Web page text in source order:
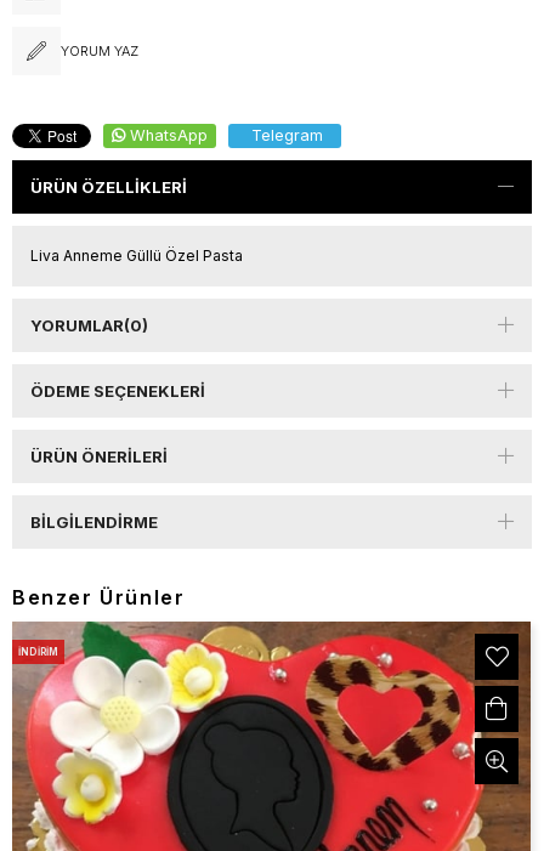
YORUM YAZ
WhatsApp Telegram
ÜRÜN ÖZELLIKLERI
Liva Anneme Güllü Özel Pasta
YORUMLAR(0)
ÖDEME SEÇENEKLERI
ÜRÜN ÖNERILERI
BILGILENDIRME
Benzer Ürünler
İNDIRIM